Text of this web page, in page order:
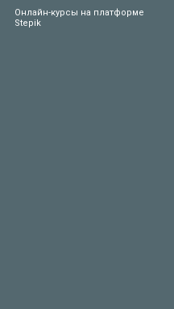
Онлайн-курсы на платформе
Stepik